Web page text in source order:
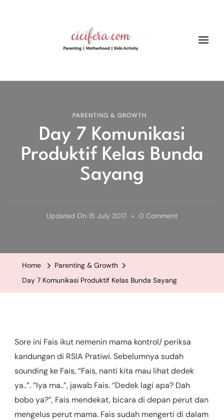
Cicifera • Parenting And
Motherhood Blog
PARENTING & GROWTH
Day 7 Komunikasi
Produktif Kelas Bunda
Sayang
Updated On 15 July 2017 0 CommentOn
Home
Parenting & Growth
Day 7 Komunikasi Produktif Kelas Bunda Sayang
Sore ini Fais ikut nemenin mama kontrol/ periksa
kandungan di RSIA Pratiwi. Sebelumnya sudah
sounding ke Fais, “Fais, nanti kita mau lihat dedek
ya..”. “Iya ma..”, jawab Fais. “Dedek lagi apa? Dah
bobo ya?”, Fais mendekat, bicara di depan perut dan
mengelus perut mama. Fais sudah mengerti di dalam